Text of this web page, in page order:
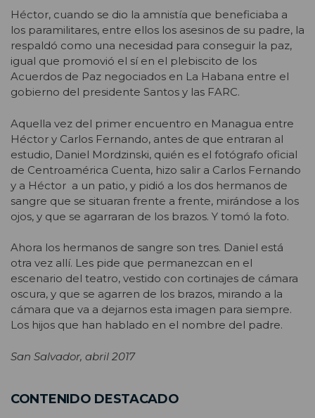
Héctor, cuando se dio la amnistía que beneficiaba a
los paramilitares, entre ellos los asesinos de su padre, la
respaldó como una necesidad para conseguir la paz,
igual que promovió el sí en el plebiscito de los
Acuerdos de Paz negociados en La Habana entre el
gobierno del presidente Santos y las FARC.
Aquella vez del primer encuentro en Managua entre
Héctor y Carlos Fernando, antes de que entraran al
estudio, Daniel Mordzinski, quién es el fotógrafo oficial
de Centroamérica Cuenta, hizo salir a Carlos Fernando
y a Héctor a un patio, y pidió a los dos hermanos de
sangre que se situaran frente a frente, mirándose a los
ojos, y que se agarraran de los brazos. Y tomó la foto.
Ahora los hermanos de sangre son tres. Daniel está
otra vez allí. Les pide que permanezcan en el
escenario del teatro, vestido con cortinajes de cámara
oscura, y que se agarren de los brazos, mirando a la
cámara que va a dejarnos esta imagen para siempre.
Los hijos que han hablado en el nombre del padre.
San Salvador, abril 2017
CONTENIDO DESTACADO